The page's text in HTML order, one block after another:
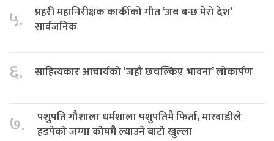
५.
प्रहरी महानिरीक्षक कार्कीको गीत ‘अब बन्छ मेरो देश’
सार्वजनिक
६. साहित्यकार आचार्यको ‘जहाँ छचल्किए भावना’ लोकार्पण
७.
पशुपति गौशाला धर्मशाला पशुपतिमै फिर्ता, मारवाडीले
हडपेको जग्गा कोषमै ल्याउने बाटो खुल्ला